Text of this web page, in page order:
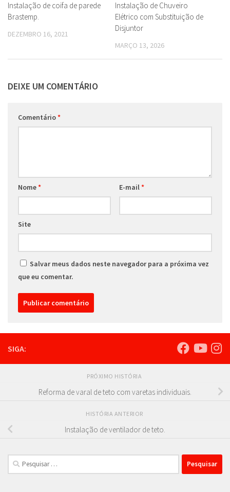
Instalação de coifa de parede
Brastemp.
DEZEMBRO 16, 2021
Instalação de Chuveiro
Elétrico com Substituição de
Disjuntor
MARÇO 13, 2026
DEIXE UM COMENTÁRIO
Comentário*
Nome* E-mail*
Site
Salvar meus dados neste navegador para a próxima vez
que eu comentar.
SIGA:
PRÓXIMO HISTÓRIA
Reforma de varal de teto com varetas individuais.
HISTÓRIA ANTERIOR
Instalação de ventilador de teto.
Pesquisar
por: